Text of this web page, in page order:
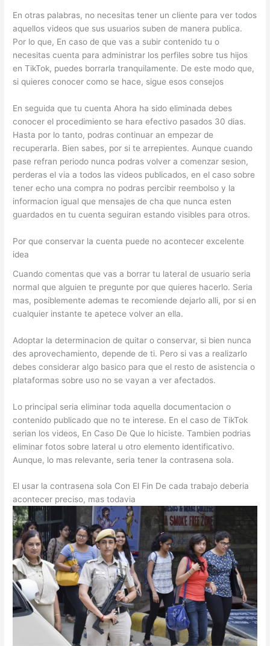
En otras palabras, no necesitas tener un cliente para ver todos
aquellos videos que sus usuarios suben de manera publica.
Por lo que, En caso de que vas a subir contenido tu o
necesitas cuenta para administrar los perfiles sobre tus hijos
en TikTok, puedes borrarla tranquilamente. De este modo que,
si quieres conocer como se hace, sigue esos consejos
En seguida que tu cuenta Ahora ha sido eliminada debes
conocer el procedimiento se hara efectivo pasados 30 dias.
Hasta por lo tanto, podras continuar an empezar de
recuperarla. Bien sabes, por si te arrepientes. Aunque cuando
pase refran periodo nunca podras volver a comenzar sesion,
perderas el via a todos las videos publicados, en el caso sobre
tener echo una compra no podras percibir reembolso y la
informacion igual que mensajes de cha que nunca esten
guardados en tu cuenta seguiran estando visibles para otros.
Por que conservar la cuenta puede no acontecer excelente
idea
Cuando comentas que vas a borrar tu lateral de usuario seri­a
normal que alguien te pregunte por que quieres hacerlo. Seri­a
mas, posiblemente ademas te recomiende dejarlo alli, por si en
cualquier instante te apetece volver an ella.
Adoptar la determinacion de quitar o conservar, si bien nunca
des aprovechamiento, depende de ti. Pero si vas a realizarlo
debes considerar algo basico para que el resto de asistencia o
plataformas sobre uso no se vayan a ver afectados.
Lo principal seri­a eliminar toda aquella documentacion o
contenido publicado que no te interese. En el caso de TikTok
serian los videos, En Caso De Que lo hiciste. Tambien podrias
eliminar fotos sobre lateral u otro elemento identificativo.
Aunque, lo mas relevante, seri­a tener la contrasena sola.
El usar la contrasena sola Con El Fin De cada trabajo deberia
acontecer preciso, mas todavia